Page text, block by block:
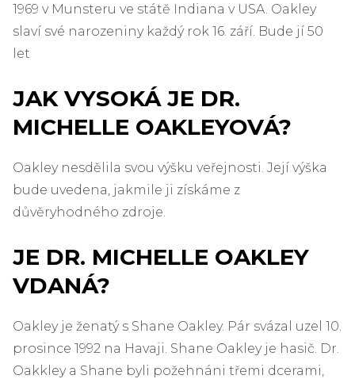
1969 v Munsteru ve státě Indiana v USA. Oakley
slaví své narozeniny každý rok 16. září. Bude jí 50
let
JAK VYSOKÁ JE DR.
MICHELLE OAKLEYOVÁ?
Oakley nesdělila svou výšku veřejnosti. Její výška
bude uvedena, jakmile ji získáme z
důvěryhodného zdroje.
JE DR. MICHELLE OAKLEY
VDANÁ?
Oakley je ženatý s Shane Oakley. Pár svázal uzel 10.
prosince 1992 na Havaji. Shane Oakley je hasič. Dr.
Oakkley a Shane byli požehnáni třemi dcerami,